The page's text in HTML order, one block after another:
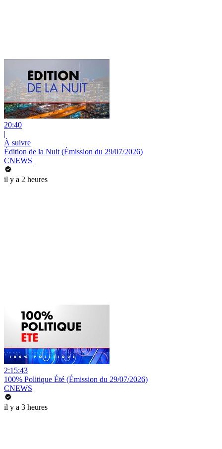
20:40
|
À suivre
Édition de la Nuit (Émission du 29/07/2026)
CNEWS
il y a 2 heures
2:15:43
100% Politique Été (Émission du 29/07/2026)
CNEWS
il y a 3 heures